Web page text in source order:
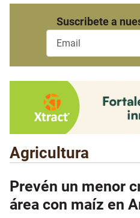
Suscribete a
Agricultura
Prevén un menor
área con maíz en